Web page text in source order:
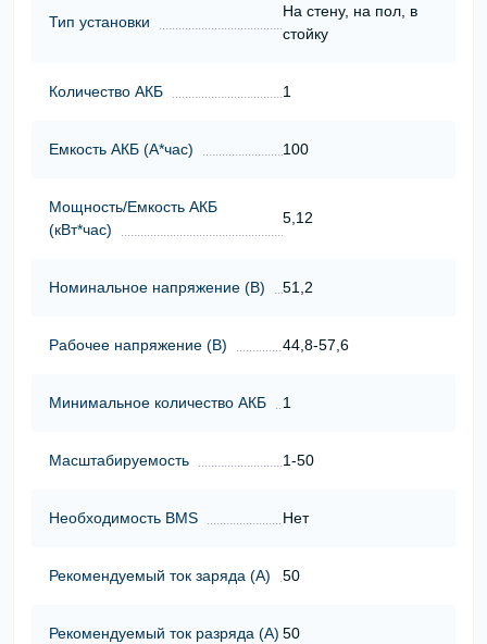
Тип установки
На стену, на пол, в
стойку
Количество АКБ 1
Емкость АКБ (А*час) 100
Мощность/Емкость АКБ
(кВт*час)
5,12
Номинальное напряжение (В) 51,2
Рабочее напряжение (В) 44,8-57,6
Минимальное количество АКБ 1
Масштабируемость 1-50
Необходимость BMS Нет
Рекомендуемый ток заряда (А) 50
Рекомендуемый ток разряда (А) 50